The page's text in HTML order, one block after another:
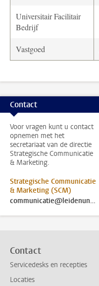
Universitair Facilitair
Bedrijf
Vastgoed
Contact
Voor vragen kunt u contact
opnemen met het
secretariaat van de directie
Strategische Communicatie
& Marketing.
Strategische Communicatie
& Marketing (SCM)
communicatie@leidenuniv.nl
Contact
Servicedesks en recepties
Locaties